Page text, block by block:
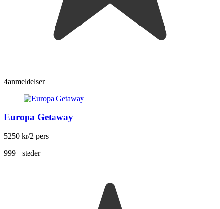
4anmeldelser
Europa Getaway
5250 kr/2 pers
999+ steder